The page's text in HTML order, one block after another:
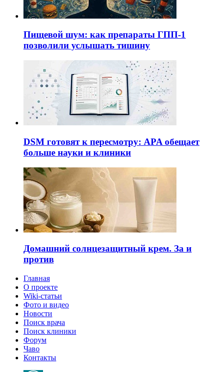
Пищевой шум: как препараты ГПП-1
позволили услышать тишину
DSM готовят к пересмотру: APA обещает
больше науки и клиники
Домашний солнцезащитный крем. За и
против
Главная
О проекте
Wiki-статьи
Фото и видео
Новости
Поиск врача
Поиск клиники
Форум
Чаво
Контакты